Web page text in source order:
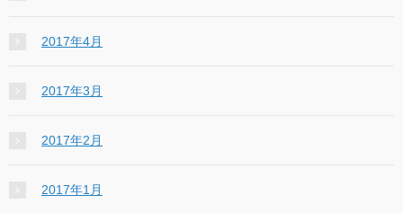
2017年4月
2017年3月
2017年2月
2017年1月